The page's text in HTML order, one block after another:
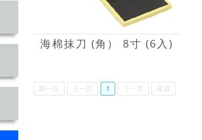
海棉抹刀 (角） 8寸 (6入)
第一頁 上一頁 1 下一頁 尾頁